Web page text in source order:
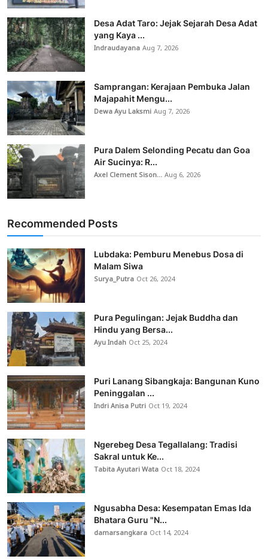
Desa Adat Taro: Jejak Sejarah Desa Adat
yang Kaya ...
IndraudayanaAug 7, 2026
Samprangan: Kerajaan Pembuka Jalan
Majapahit Mengu...
Dewa Ayu LaksmiAug 7, 2026
Pura Dalem Selonding Pecatu dan Goa
Air Sucinya: R...
Axel Clement Sison...Aug 6, 2026
Recommended Posts
Lubdaka: Pemburu Menebus Dosa di
Malam Siwa
Surya_Putra Oct 26, 2024
Pura Pegulingan: Jejak Buddha dan
Hindu yang Bersa...
Ayu Indah Oct 25, 2024
Puri Lanang Sibangkaja: Bangunan Kuno
Peninggalan ...
Indri Anisa Putri Oct 19, 2024
Ngerebeg Desa Tegallalang: Tradisi
Sakral untuk Ke...
Tabita Ayutari Wata Oct 18, 2024
Ngusabha Desa: Kesempatan Emas Ida
Bhatara Guru "N...
damarsangkara Oct 14, 2024